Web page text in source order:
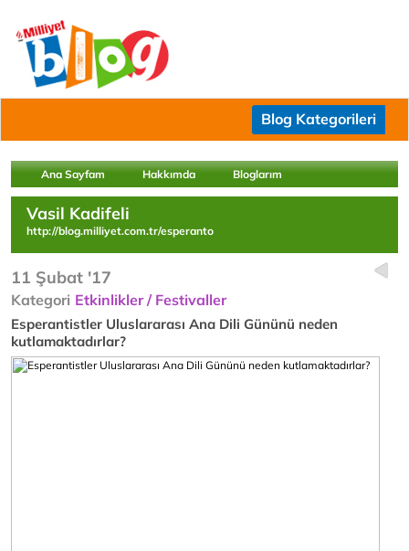
Blog Kategorileri
Ana Sayfam Hakkımda Bloglarım
Vasil Kadifeli
http://blog.milliyet.com.tr/esperanto
11 Şubat '17
Kategori Etkinlikler / Festivaller
Esperantistler Uluslararası Ana Dili Gününü neden
kutlamaktadırlar?